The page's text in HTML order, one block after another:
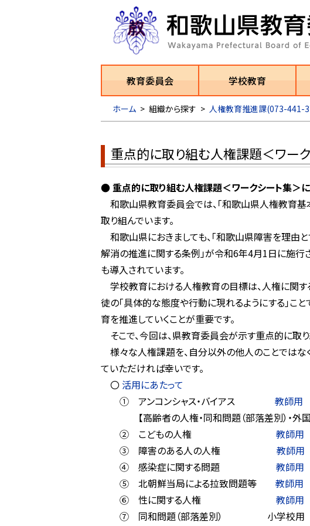
教育委員会 学校教育
ホーム > 組織から探す > 人権教育推進課(073-441-
重点的に取り組む人権課題＜ワー
● 重点的に取り組む人権課題＜ワークシート集＞
和歌山県教育委員会では、「和歌山県人権教育
取り組んでいます。
和歌山県におきましても、「和歌山県障害を理由
解消の推進に関する条例」が令和6年4月1日に施行
も導入されています。
学校教育における人権教育の目標は、人権に関す
徒の「具体的な態度や行動に現れるようにする」こ
育を推進していくことが重要です。
そこで、今回は、県教育委員会が示す重点的に取
様々な人権課題を、自分以外の他人のことではな
ていただければ幸いです。
〇 活用にあたって
① アンコンシャス・バイアス 教師用
【高齢者の人権・同和問題（部落差別）・外国
② こどもの人権 教師用
③ 障害のある人の人権 教師用
④ 感染症に関する問題 教師用
⑤ 北朝鮮当局による拉致問題等 教師用
⑥ 性に関する人権 教師用
⑦ 同和問題（部落差別） 小学